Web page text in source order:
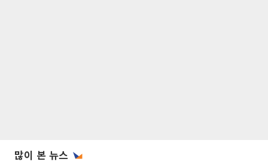
많이 본 뉴스